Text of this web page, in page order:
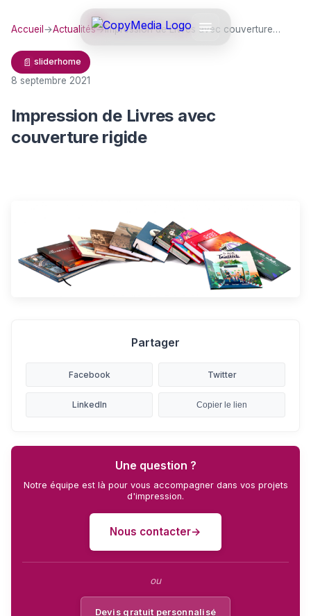
Accueil →Actualités→Impression de Livres avec couverture…
📄 sliderhome
8 septembre 2021
Impression de Livres avec
couverture rigide
Partager
Facebook Twitter
LinkedIn Copier le lien
Une question ?
Notre équipe est là pour vous accompagner dans vos projets
d'impression.
Nous contacter
ou
Devis gratuit personnalisé